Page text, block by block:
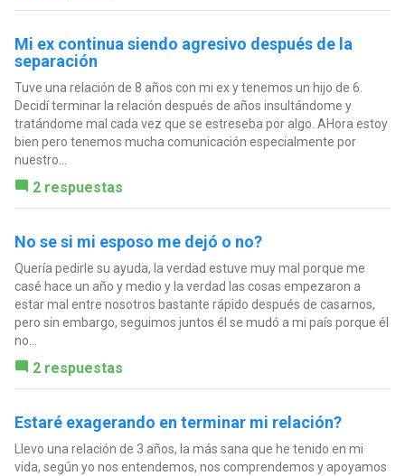
Mi ex continua siendo agresivo después de la
separación
Tuve una relación de 8 años con mi ex y tenemos un hijo de 6.
Decidí terminar la relación después de años insultándome y
tratándome mal cada vez que se estreseba por algo. AHora estoy
bien pero tenemos mucha comunicación especialmente por
nuestro...
2 respuestas
No se si mi esposo me dejó o no?
Quería pedirle su ayuda, la verdad estuve muy mal porque me
casé hace un año y medio y la verdad las cosas empezaron a
estar mal entre nosotros bastante rápido después de casarnos,
pero sin embargo, seguimos juntos él se mudó a mi país porque él
no...
2 respuestas
Estaré exagerando en terminar mi relación?
Llevo una relación de 3 años, la más sana que he tenido en mi
vida, según yo nos entendemos, nos comprendemos y apoyamos